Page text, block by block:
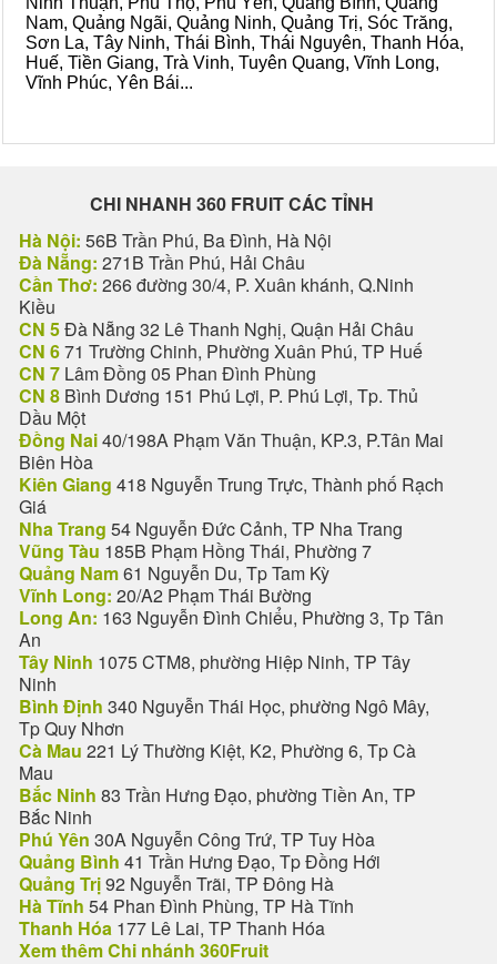
Nam, Quảng Ngãi, Quảng Ninh, Quảng Trị, Sóc Trăng,
Sơn La, Tây Ninh, Thái Bình, Thái Nguyên, Thanh Hóa,
Huế, Tiền Giang, Trà Vinh, Tuyên Quang, Vĩnh Long,
Vĩnh Phúc, Yên Bái...
CHI NHANH 360 FRUIT CÁC TỈNH
Hà Nội: 56B Trần Phú, Ba Đình, Hà Nội
Đà Nẵng: 271B Trần Phú, Hải Châu
Cần Thơ: 266 đường 30/4, P. Xuân khánh, Q.Ninh
Kiều
CN 5Đà Nẵng 32 Lê Thanh Nghị, Quận Hải Châu
CN 671 Trường Chinh, Phường Xuân Phú, TP Huế
CN 7 Lâm Đồng 05 Phan Đình Phùng
CN 8 Bình Dương 151 Phú Lợi, P. Phú Lợi, Tp. Thủ
Dầu Một
Đồng Nai40/198A Phạm Văn Thuận, KP.3, P.Tân Mai
Biên Hòa
Kiên Giang 418 Nguyễn Trung Trực, Thành phố Rạch
Giá
Nha Trang 54 Nguyễn Đức Cảnh, TP Nha Trang
Vũng Tàu 185B Phạm Hồng Thái, Phường 7
Quảng Nam61 Nguyễn Du, Tp Tam Kỳ
Vĩnh Long: 20/A2 Phạm Thái Bường
Long An: 163 Nguyễn Đình Chiểu, Phường 3, Tp Tân
An
Tây Ninh 1075 CTM8, phường Hiệp Ninh, TP Tây
Ninh
Bình Định 340 Nguyễn Thái Học, phường Ngô Mây,
Tp Quy Nhơn
Cà Mau 221 Lý Thường Kiệt, K2, Phường 6, Tp Cà
Mau
Bắc Ninh 83 Trần Hưng Đạo, phường Tiền An, TP
Bắc Ninh
Phú Yên 30A Nguyễn Công Trứ, TP Tuy Hòa
Quảng Bình 41 Trần Hưng Đạo, Tp Đồng Hới
Quảng Trị92 Nguyễn Trãi, TP Đông Hà
Hà Tĩnh 54 Phan Đình Phùng, TP Hà Tĩnh
Thanh Hóa 177 Lê Lai, TP Thanh Hóa
Xem thêm Chi nhánh 360Fruit